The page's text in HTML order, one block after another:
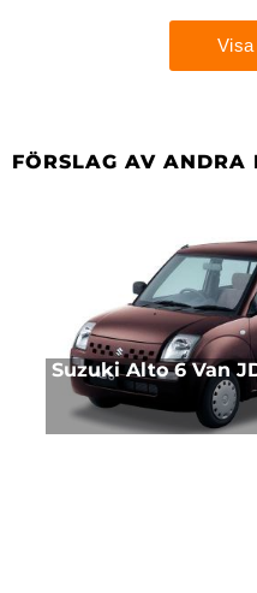
FÖRSLAG AV ANDRA
Suzuki Alto 6 Van